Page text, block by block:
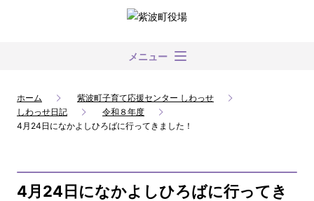
メニュー
ホーム
紫波町子育て応援センター しわっせ
しわっせ日記
令和８年度
4月24日になかよしひろばに行ってきました！
4月24日になかよしひろばに行ってき